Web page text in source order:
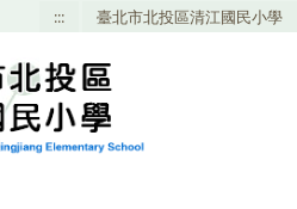
::: 臺北市北投區清江國民小學